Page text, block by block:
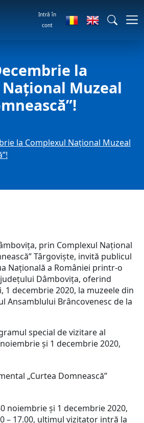
Intră în
cont
la
Muzeal
la Complexul Naţional Muzeal
prin Complexul Național
Târgoviște, invită publicul
Naţională a României printr-o
Dâmboviţa, oferind
decembrie 2020, la muzeele din
Ansamblului Brâncovenesc de la
special de vizitare al
și 1 decembrie 2020,
„Curtea Domnească”
noiembrie și 1 decembrie 2020,
– 17.00, ultimul vizitator intră la